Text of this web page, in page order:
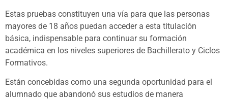
Estas pruebas constituyen una vía para que las personas
mayores de 18 años puedan acceder a esta titulación
básica, indispensable para continuar su formación
académica en los niveles superiores de Bachillerato y Ciclos
Formativos.
Están concebidas como una segunda oportunidad para el
alumnado que abandonó sus estudios de manera